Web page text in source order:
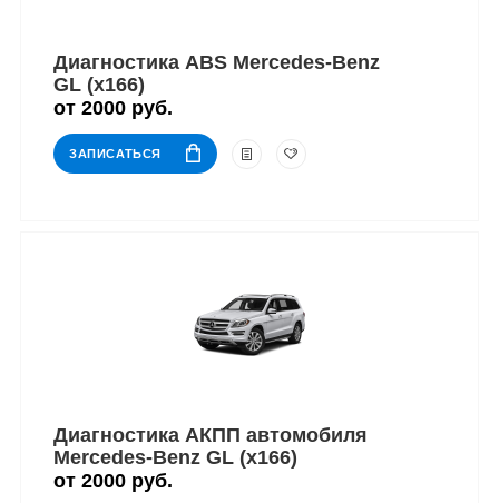
Диагностика ABS Mercedes-Benz
GL (x166)
от 2000 руб.
ЗАПИСАТЬСЯ
Диагностика АКПП автомобиля
Mercedes-Benz GL (x166)
от 2000 руб.